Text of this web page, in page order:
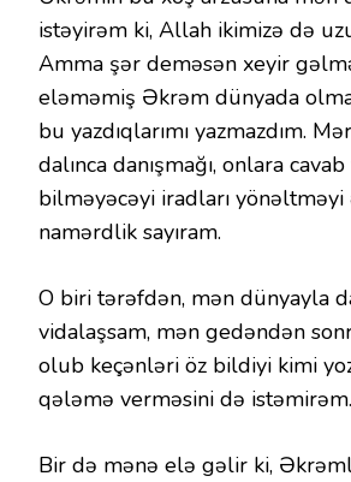
istəyirəm ki, Allah ikimizə də
Amma şər deməsən xeyir
eləməmiş Əkrəm dünyada
bu yazdıqlarımı yazmazdım.
dalınca danışmağı, onlara
bilməyəcəyi iradları
namərdlik sayıram.
O biri tərəfdən, mən dünyayla
vidalaşsam, mən gedəndən
olub keçənləri öz bildiyi kimi
qələmə verməsini də istəmirəm.
Bir də mənə elə gəlir ki,